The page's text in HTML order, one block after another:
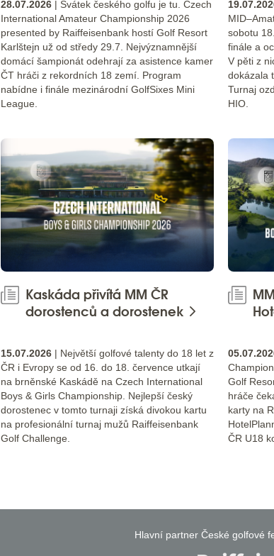
28.07.2026 | Svátek českého golfu je tu. Czech
International Amateur Championship 2026
presented by Raiffeisenbank hostí Golf Resort
Karlštejn už od středy 29.7. Nejvýznamnější
domácí šampionát odehrají za asistence kamer
ČT hráči z rekordních 18 zemí. Program
nabídne i finále mezinárodní GolfSixes Mini
League.
sobotu
finále a
V pěti z
dokázala
Turnaj
HIO.
Kaskáda přivítá MM ČR
dorostenců a dorostenek
15.07.2026 | Největší golfové talenty do 18 let z
ČR i Evropy se od 16. do 18. července utkají
na brněnské Kaskádě na Czech International
Boys & Girls Championship. Nejlepší český
dorostenec v tomto turnaji získá divokou kartu
na profesionální turnaj mužů Raiffeisenbank
Golf Challenge.
Golf
hráče
karty na
ČR U18
Hlavní partner České golfové